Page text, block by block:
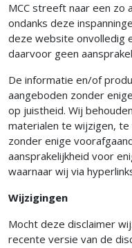
MCC streeft naar een zo
ondanks deze
deze website onvolledig
daarvoor geen
De informatie en/of
aangeboden zonder
op juistheid. Wij
materialen te wijzigen,
zonder enige
aansprakelijkheid voor
waarnaar wij via
Wijzigingen
Mocht deze disclaimer
recente versie van de